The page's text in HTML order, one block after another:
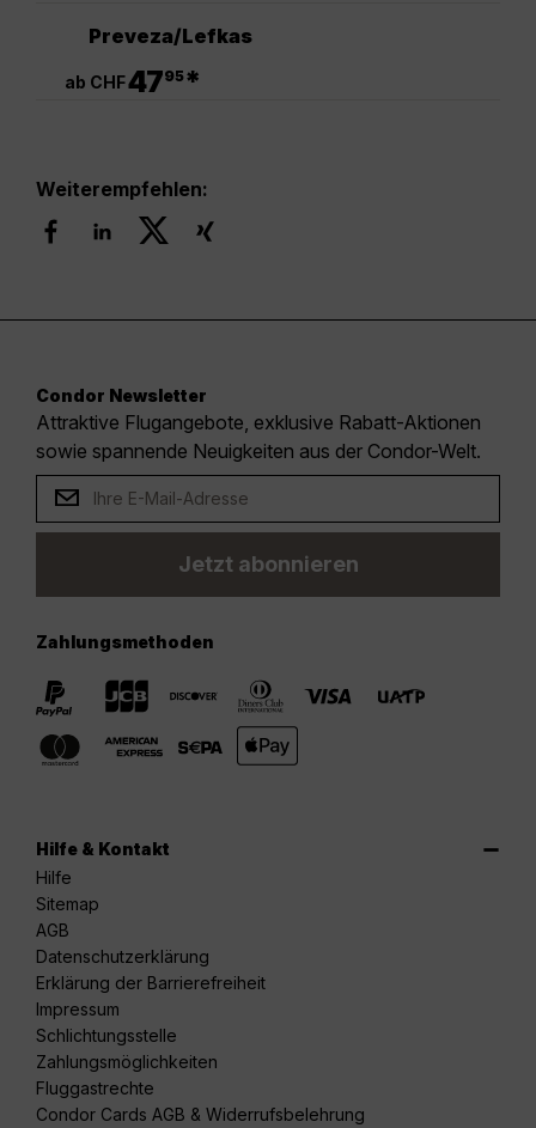
Preveza/Lefkas
ab CHF4795*
Weiterempfehlen:
Condor Newsletter
Attraktive Flugangebote, exklusive Rabatt-Aktionen
sowie spannende Neuigkeiten aus der Condor-Welt.
Jetzt abonnieren
Zahlungsmethoden
Hilfe & Kontakt
Hilfe
Sitemap
AGB
Datenschutzerklärung
Erklärung der Barrierefreiheit
Impressum
Schlichtungsstelle
Zahlungsmöglichkeiten
Fluggastrechte
Condor Cards AGB & Widerrufsbelehrung